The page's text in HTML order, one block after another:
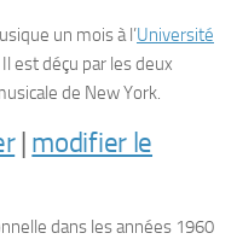
un mois à l’Université
Il est déçu par les deux
de New York.
| modifier le
dans les années 1960